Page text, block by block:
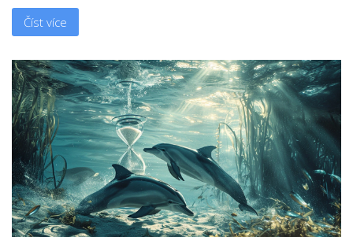
maminek, které mi pomohly najít dokonalého zubaře pro mé
děti. A nezapomeňte, správný přístup a odbornost jsou
základem pro zdravý úsměv vašeho dítěte!
Číst více